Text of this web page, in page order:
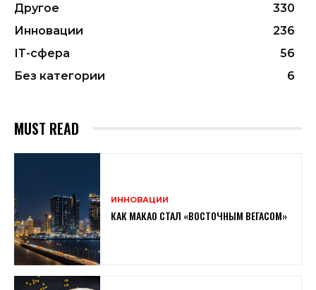
Другое
330
Инновации
236
ІТ-сфера
56
Без категории
6
MUST READ
ИННОВАЦИИ
КАК МАКАО СТАЛ «ВОСТОЧНЫМ ВЕГАСОМ»